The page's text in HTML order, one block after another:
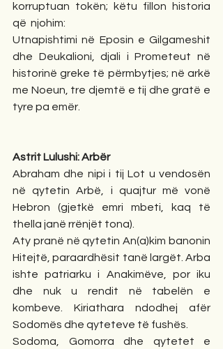
korruptuan tokën; këtu fillon historia
që  njohim:
Utnapishtimi në Eposin e Gilgameshit
dhe Deukalioni, djali i Prometeut në
historinë greke të përmbytjes; në arkë
me Noeun, tre djemtë e tij dhe gratë e
tyre pa emër.
Astrit Lulushi: Arbër
Abraham dhe nipi i tij Lot u vendosën
në qytetin Arbë, i quajtur më vonë
Hebron (gjetkë emri mbeti, kaq të
thella janë rrënjët tona).
Aty pranë në qytetin An(a)kim banonin
Hitejtë, paraardhësit tanë largët. Arba
ishte patriarku i Anakimëve, por iku
dhe nuk u rendit në tabelën e
kombeve. Kiriathara ndodhej afër
Sodomës dhe qyteteve të fushës.
Sodoma, Gomorra dhe qytetet e